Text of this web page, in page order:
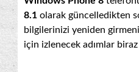
8.1 olarak güncelledikten
bilgilerinizi yeniden
için izlenecek adımlar